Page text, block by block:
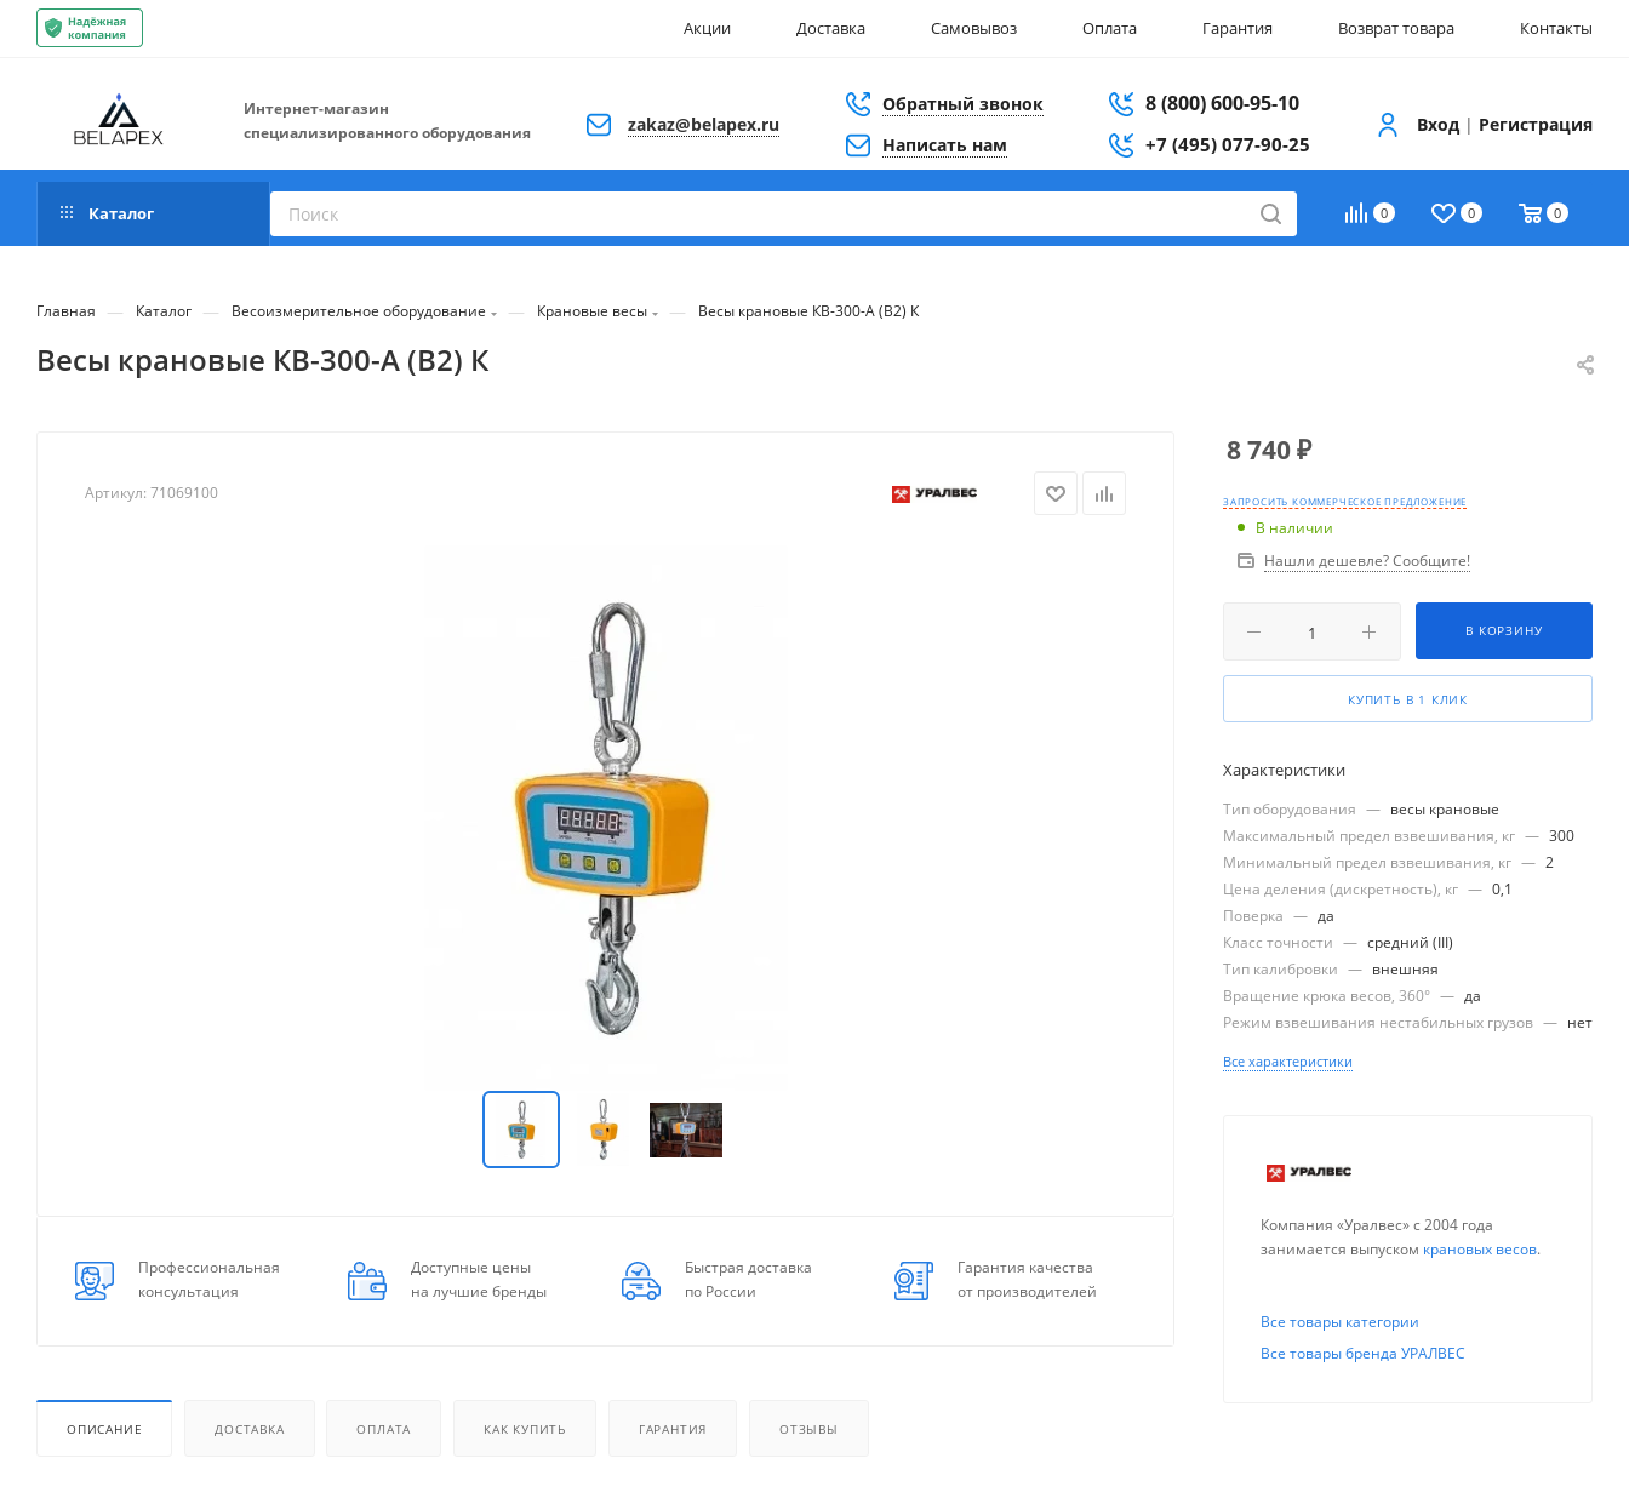
Акции Доставка Самовывоз Оплата Гарантия Возврат товара Контакты
Интернет-магазин
специализированного оборудования
zakaz@belapex.ru
Обратный звонок
Написать нам
8 (800) 600-95-10
+7 (495) 077-90-25
Вход | Регистрация
0 0 0
Каталог
Главная — Каталог — Весоизмерительное оборудование — Крановые весы — Весы крановые КВ-300-А (В2) К
Весы крановые КВ-300-А (В2) К
Артикул: 71069100
Профессиональная
консультация
Доступные цены
на лучшие бренды
Быстрая доставка
по России
Гарантия качества
от производителей
ОПИСАНИЕ ДОСТАВКА ОПЛАТА КАК КУПИТЬ ГАРАНТИЯ ОТЗЫВЫ
8 740₽
ЗАПРОСИТЬ КОММЕРЧЕСКОЕ ПРЕДЛОЖЕНИЕ
В наличии
Нашли дешевле? Сообщите!
В КОРЗИНУ
КУПИТЬ В 1 КЛИК
Характеристики
Тип оборудования — весы крановые
Максимальный предел взвешивания, кг — 300
Минимальный предел взвешивания, кг — 2
Цена деления (дискретность), кг — 0,1
Поверка — да
Класс точности — средний (III)
Тип калибровки — внешняя
Вращение крюка весов, 360° — да
Режим взвешивания нестабильных грузов — нет
Все характеристики
Компания «Уралвес» с 2004 года
занимается выпуском крановых весов.
Все товары категории
Все товары бренда УРАЛВЕС